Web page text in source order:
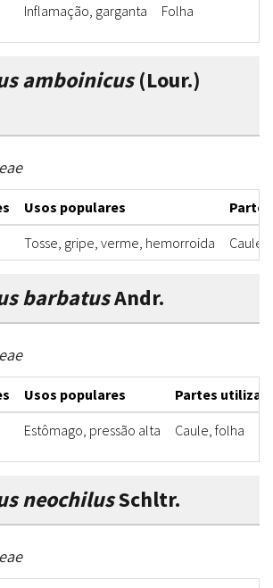
Inflamação, garganta Folha
amboinicus(Lour.)
Usos populares
Tosse, gripe, verme, hemorroida Caule,
barbatusAndr.
Usos populares
Partes
Estômago, pressão alta Caule, folha
neochilusSchltr.